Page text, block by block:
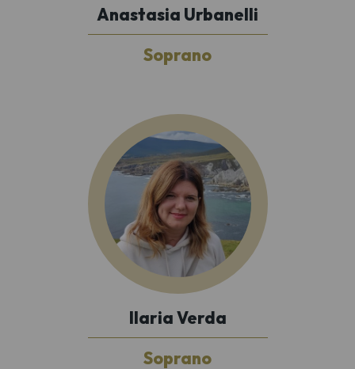
Anastasia Urbanelli
Soprano
Ilaria Verda
Soprano